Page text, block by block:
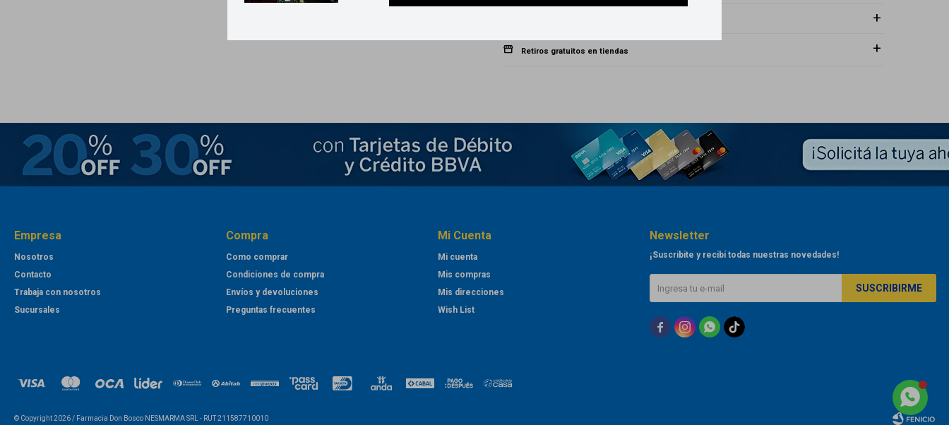
Retiros gratuitos en tiendas
Empresa
Nosotros
Contacto
Trabaja con nosotros
Sucursales
Compra
Como comprar
Condiciones de compra
Envíos y devoluciones
Preguntas frecuentes
Mi Cuenta
Mi cuenta
Mis compras
Mis direcciones
Wish List
Newsletter
¡Suscribite y recibí todas nuestras novedades!
SUSCRIBIRME
  
© Copyright 2026 / Farmacia Don Bosco NESMARMA SRL - RUT 211587710010